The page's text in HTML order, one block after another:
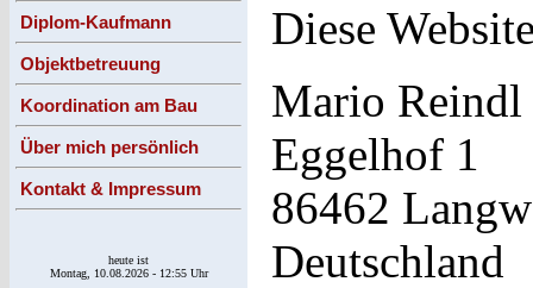
Diplom-Kaufmann
Objektbetreuung
Koordination am Bau
Über mich persönlich
Kontakt & Impressum
heute ist
Montag, 10.08.2026 - 12:55 Uhr
Diese
Mario Reindl
Eggelhof 1
86462
Deutschland